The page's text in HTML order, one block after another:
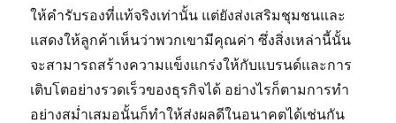
ให้คำรับรองที่แท้จริงเท่านั้น แต่ยังส่งเสริมชุมชนและ
แสดงให้ลูกค้าเห็นว่าพวกเขามีคุณค่า ซึ่งสิ่งเหล่านี้นั้น
จะสามารถสร้างความแข็งแกร่งให้กับแบรนด์และการ
เติบโตอย่างรวดเร็วของธุรกิจได้ อย่างไรก็ตามการทำ
อย่างสม่ำเสมอนั้นก็ทำให้ส่งผลดีในอนาคตได้เช่นกัน